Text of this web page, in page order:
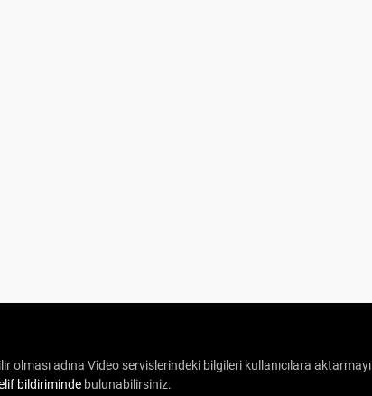
adına Video servislerindeki bilgileri kullanıcılara aktarmayı
bildiriminde bulunabilirsiniz.